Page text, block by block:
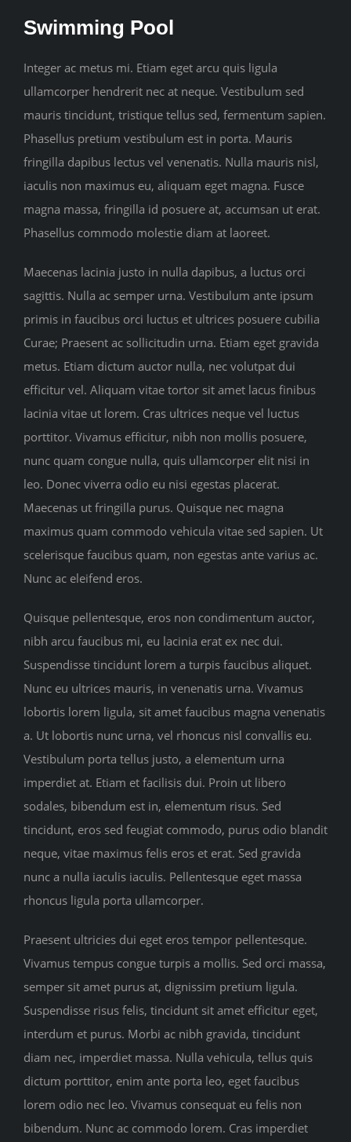
Swimming Pool
Integer ac metus mi. Etiam eget arcu quis ligula
ullamcorper hendrerit nec at neque. Vestibulum sed
mauris tincidunt, tristique tellus sed, fermentum sapien.
Phasellus pretium vestibulum est in porta. Mauris
fringilla dapibus lectus vel venenatis. Nulla mauris nisl,
iaculis non maximus eu, aliquam eget magna. Fusce
magna massa, fringilla id posuere at, accumsan ut erat.
Phasellus commodo molestie diam at laoreet.
Maecenas lacinia justo in nulla dapibus, a luctus orci
sagittis. Nulla ac semper urna. Vestibulum ante ipsum
primis in faucibus orci luctus et ultrices posuere cubilia
Curae; Praesent ac sollicitudin urna. Etiam eget gravida
metus. Etiam dictum auctor nulla, nec volutpat dui
efficitur vel. Aliquam vitae tortor sit amet lacus finibus
lacinia vitae ut lorem. Cras ultrices neque vel luctus
porttitor. Vivamus efficitur, nibh non mollis posuere,
nunc quam congue nulla, quis ullamcorper elit nisi in
leo. Donec viverra odio eu nisi egestas placerat.
Maecenas ut fringilla purus. Quisque nec magna
maximus quam commodo vehicula vitae sed sapien. Ut
scelerisque faucibus quam, non egestas ante varius ac.
Nunc ac eleifend eros.
Quisque pellentesque, eros non condimentum auctor,
nibh arcu faucibus mi, eu lacinia erat ex nec dui.
Suspendisse tincidunt lorem a turpis faucibus aliquet.
Nunc eu ultrices mauris, in venenatis urna. Vivamus
lobortis lorem ligula, sit amet faucibus magna venenatis
a. Ut lobortis nunc urna, vel rhoncus nisl convallis eu.
Vestibulum porta tellus justo, a elementum urna
imperdiet at. Etiam et facilisis dui. Proin ut libero
sodales, bibendum est in, elementum risus. Sed
tincidunt, eros sed feugiat commodo, purus odio blandit
neque, vitae maximus felis eros et erat. Sed gravida
nunc a nulla iaculis iaculis. Pellentesque eget massa
rhoncus ligula porta ullamcorper.
Praesent ultricies dui eget eros tempor pellentesque.
Vivamus tempus congue turpis a mollis. Sed orci massa,
semper sit amet purus at, dignissim pretium ligula.
Suspendisse risus felis, tincidunt sit amet efficitur eget,
interdum et purus. Morbi ac nibh gravida, tincidunt
diam nec, imperdiet massa. Nulla vehicula, tellus quis
dictum porttitor, enim ante porta leo, eget faucibus
lorem odio nec leo. Vivamus consequat eu felis non
bibendum. Nunc ac commodo lorem. Cras imperdiet